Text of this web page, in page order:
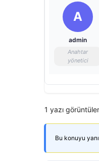
A
admin
Anahtar
yönetici
1 yazı
Bu konuyu